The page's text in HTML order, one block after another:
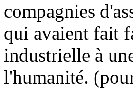
compagnies
qui avaient fait
industrielle à
l'humanité.